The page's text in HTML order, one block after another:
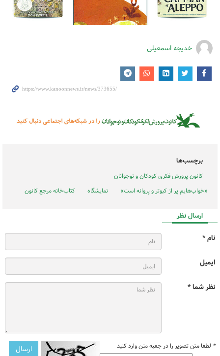
خدیجه اسمعیلی
برچسب‌ها
کانون پرورش فکری کودکان و نوجوانان
«خواب‌هایم پر از کبوتر و پروانه است»
نمایشگاه کتاب‌خانه مرجع کانون
ارسال نظر
نام *
ایمیل
نظر شما *
* لطفا متن تصویر را در جعبه متن وارد کنید